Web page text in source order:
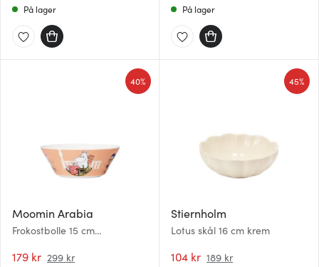
På lager På lager
Moomin Arabia
Frokostbolle 15 cm
179 kr 299 kr
40%
Stiernholm
Lotus skål 16 cm krem
104 kr 189 kr
45%